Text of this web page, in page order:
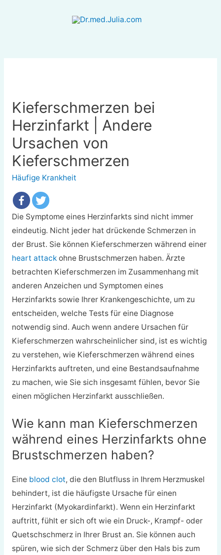
Kieferschmerzen bei
Herzinfarkt | Andere
Ursachen von
Kieferschmerzen
Häufige Krankheit
Die Symptome eines Herzinfarkts sind nicht immer
eindeutig. Nicht jeder hat drückende Schmerzen in
der Brust. Sie können Kieferschmerzen während einer
heart attackohne Brustschmerzen haben. Ärzte
betrachten Kieferschmerzen im Zusammenhang mit
anderen Anzeichen und Symptomen eines
Herzinfarkts sowie Ihrer Krankengeschichte, um zu
entscheiden, welche Tests für eine Diagnose
notwendig sind. Auch wenn andere Ursachen für
Kieferschmerzen wahrscheinlicher sind, ist es wichtig
zu verstehen, wie Kieferschmerzen während eines
Herzinfarkts auftreten, und eine Bestandsaufnahme
zu machen, wie Sie sich insgesamt fühlen, bevor Sie
einen möglichen Herzinfarkt ausschließen.
Wie kann man Kieferschmerzen
während eines Herzinfarkts ohne
Brustschmerzen haben?
Eine blood clot, die den Blutfluss in Ihrem Herzmuskel
behindert, ist die häufigste Ursache für einen
Herzinfarkt (Myokardinfarkt). Wenn ein Herzinfarkt
auftritt, fühlt er sich oft wie ein Druck-, Krampf- oder
Quetschschmerz in Ihrer Brust an. Sie können auch
spüren, wie sich der Schmerz über den Hals bis zum